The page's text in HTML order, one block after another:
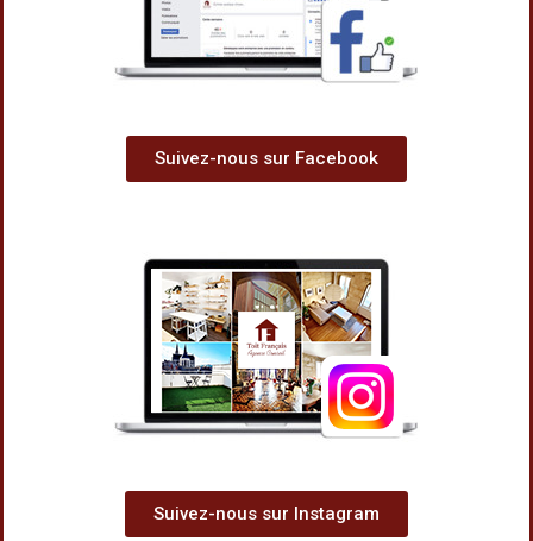
Suivez-nous sur Facebook
Suivez-nous sur Instagram